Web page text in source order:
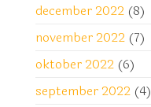
december 2022 (8)
november 2022 (7)
oktober 2022 (6)
september 2022 (4)